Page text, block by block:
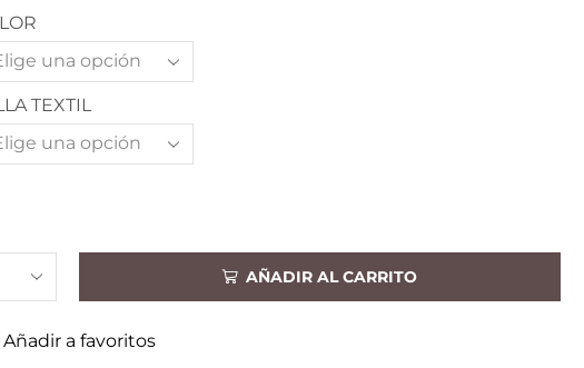
TEXTIL
AÑADIR AL CARRITO
Añadir a favoritos